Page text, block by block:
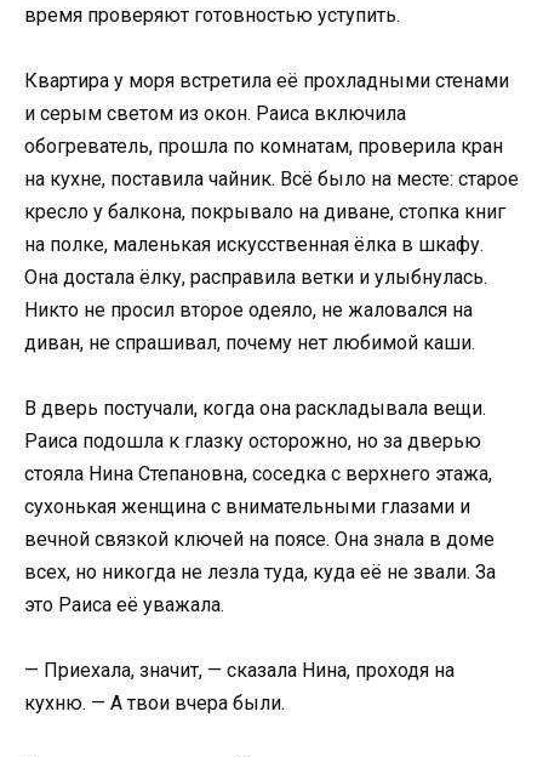
время проверяют готовностью уступить.
Квартира у моря встретила её прохладными стенами
и серым светом из окон. Раиса включила
обогреватель, прошла по комнатам, проверила кран
на кухне, поставила чайник. Всё было на месте: старое
кресло у балкона, покрывало на диване, стопка книг
на полке, маленькая искусственная ёлка в шкафу.
Она достала ёлку, расправила ветки и улыбнулась.
Никто не просил второе одеяло, не жаловался на
диван, не спрашивал, почему нет любимой каши.
В дверь постучали, когда она раскладывала вещи.
Раиса подошла к глазку осторожно, но за дверью
стояла Нина Степановна, соседка с верхнего этажа,
сухонькая женщина с внимательными глазами и
вечной связкой ключей на поясе. Она знала в доме
всех, но никогда не лезла туда, куда её не звали. За
это Раиса её уважала.
— Приехала, значит, — сказала Нина, проходя на
кухню. — А твои вчера были.